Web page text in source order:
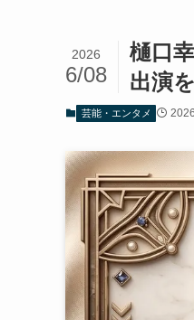
樋口
出演
2026
6/08
芸能・エンタメ